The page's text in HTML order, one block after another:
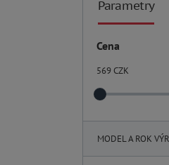
Parametry
Cena
569CZK
MODEL A ROK